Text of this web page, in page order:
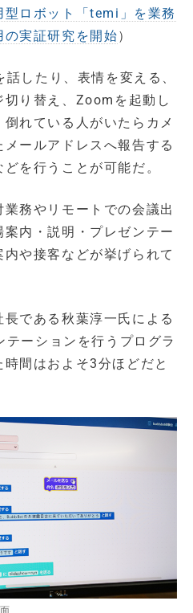
ロボット「temi」を業務
実証研究を開始）
したり、表情を変える、
り替え、Zoomを起動し
れている人がいたらカメ
ールアドレスへ報告する
を行うことが可能だ。
務やリモートでの会議出
内・説明・プレゼンテー
や接客などが挙げられて
である秋葉淳一氏による
ーションを行うプログラ
間はおよそ3分ほどだと